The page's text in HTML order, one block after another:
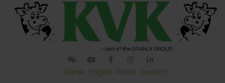
Dansk English Polski Deutsch